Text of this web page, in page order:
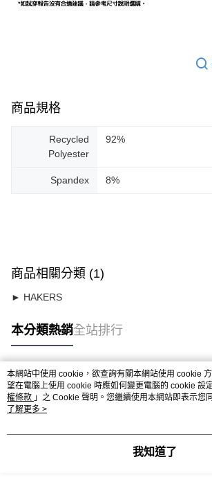
商品規格
Recycled
Polyester
92%
Spandex 8%
商品相關分類 (1)
► HAKERS
本分類熱銷全站排行
熱門標籤
本網站中使用 cookie，欲查詢有關本網站使用 cookie
望在電腦上使用 cookie 時應如何變更電腦的 cookie 設
權條款 」之 Cookie 聲明。您繼續使用本網站即表示您
用條款之 Cookie 聲明使用 cookie。
了解更多 >
我知道了